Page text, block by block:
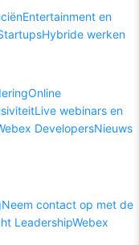
Entertainment en
Hybride werken
Online
Live webinars en
DevelopersNieuws
Neem contact op met de
LeadershipWebex